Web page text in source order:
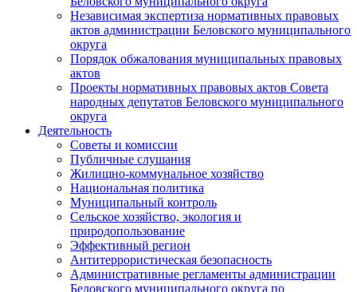
Независимая экспертиза нормативных правовых
актов администрации Беловского муниципального
округа
Порядок обжалования муниципальных правовых
актов
Проекты нормативных правовых актов Совета
народных депутатов Беловского муниципального
округа
Деятельность
Советы и комиссии
Публичные слушания
Жилищно-коммунальное хозяйство
Национальная политика
Муниципальный контроль
Сельское хозяйство, экология и
природопользование
Эффективный регион
Антитеррористическая безопасность
Административные регламенты администрации
Беловского муниципального округа по